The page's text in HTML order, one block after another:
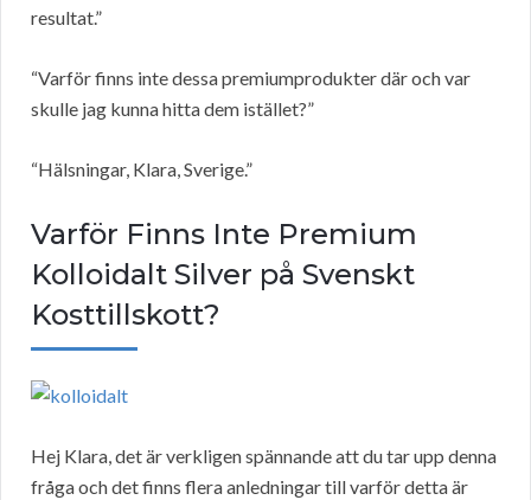
resultat.”
“Varför finns inte dessa premiumprodukter där och var
skulle jag kunna hitta dem istället?”
“Hälsningar, Klara, Sverige.”
Varför Finns Inte Premium
Kolloidalt Silver på Svenskt
Kosttillskott?
Hej Klara, det är verkligen spännande att du tar upp denna
fråga och det finns flera anledningar till varför detta är